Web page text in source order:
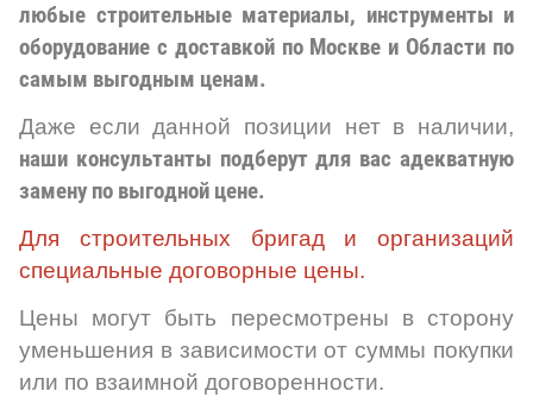
любые строительные материалы, инструменты и
оборудование с доставкой по Москве и Области по
самым выгодным ценам.
Даже если данной позиции нет в наличии,
наши консультанты подберут для вас адекватную
замену по выгодной цене.
Для строительных бригад и организаций
специальные договорные цены.
Цены могут быть пересмотрены в сторону
уменьшения в зависимости от суммы покупки
или по взаимной договоренности.